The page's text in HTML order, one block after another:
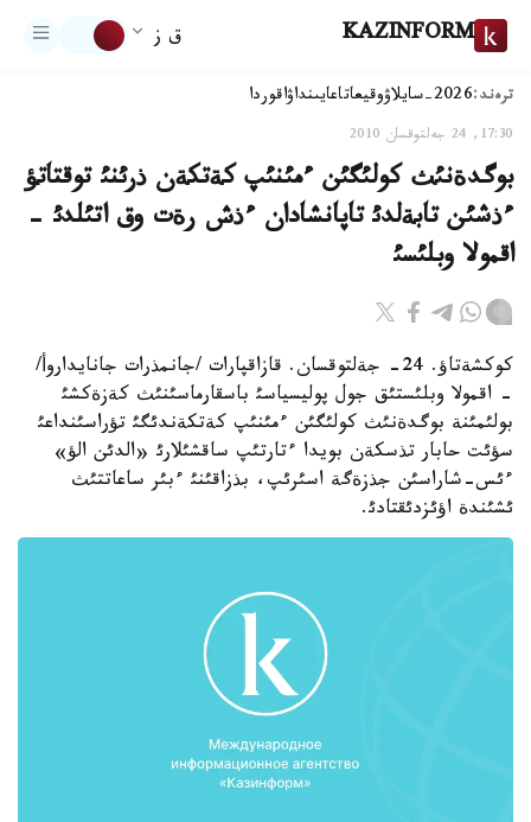
KAZINFORM ق ز
ترەند:2026-سايلاۋ وقيعاتاعايىنداۋاقوردا
17:30, 24 جەلتوقسان 2010
بوگدةنئث كولئگئن ءمئنئپ كةتكةن ذرئنئ توقتاتؤ
ءذشئن تابةلدئ تاپانشادان ءذش رةت وق اتئلدئ -
اقمولا وبلئسئ
كوكشةتاؤ. 24- جةلتوقسان. قازاقپارات /جانمذرات جانايداروأ/
- اقمولا وبلئستئق جول پوليسياسئ باسقارماسئنئث كةزةكشئ
بولئمئنة بوگدةنئث كولئگئن ءمئنئپ كةتكةندئگئ تؤراسئنداعئ
سؤئت حابار تذسكةن بويدا ءتارتئپ ساقشئلارئ «الدئن الؤ»
ءئس-شاراسئن جذزةگة اسئرئپ، بذزاقئنئ ءبئر ساعاتتئث
ئشئندة اؤئزدئقتادئ.